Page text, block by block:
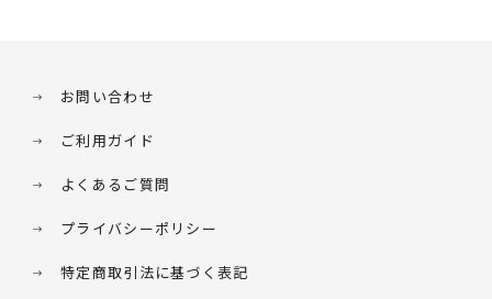
お問い合わせ
ご利用ガイド
よくあるご質問
プライバシーポリシー
特定商取引法に基づく表記